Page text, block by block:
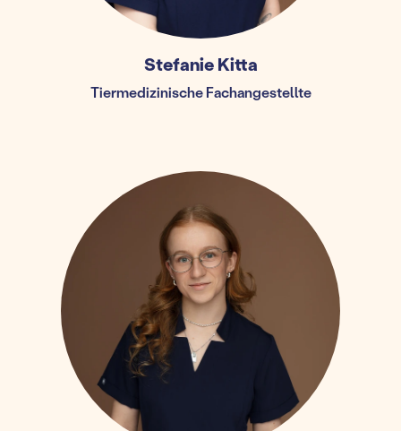
Stefanie Kitta
Tiermedizinische Fachangestellte